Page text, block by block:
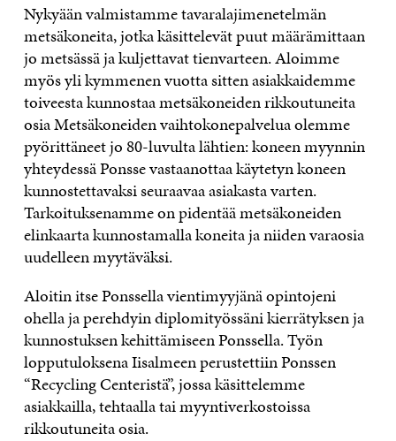
Nykyään valmistamme tavaralajimenetelmän
metsäkoneita, jotka käsittelevät puut määrämittaan
jo metsässä ja kuljettavat tienvarteen. Aloimme
myös yli kymmenen vuotta sitten asiakkaidemme
toiveesta kunnostaa metsäkoneiden rikkoutuneita
osia Metsäkoneiden vaihtokonepalvelua olemme
pyörittäneet jo 80-luvulta lähtien: koneen myynnin
yhteydessä Ponsse vastaanottaa käytetyn koneen
kunnostettavaksi seuraavaa asiakasta varten.
Tarkoituksenamme on pidentää metsäkoneiden
elinkaarta kunnostamalla koneita ja niiden varaosia
uudelleen myytäväksi.
Aloitin itse Ponssella vientimyyjänä opintojeni
ohella ja perehdyin diplomityössäni kierrätyksen ja
kunnostuksen kehittämiseen Ponssella. Työn
lopputuloksena Iisalmeen perustettiin Ponssen
“Recycling Centeristä”, jossa käsittelemme
asiakkailla, tehtaalla tai myyntiverkostoissa
rikkoutuneita osia.